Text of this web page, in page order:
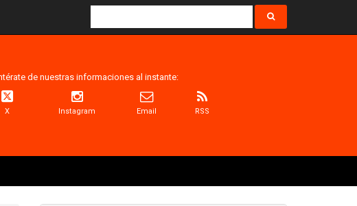
de nuestras informaciones al instante:
X Instagram Email RSS